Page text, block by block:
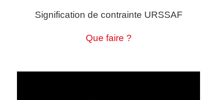
Signification de contrainte URSSAF
Que faire ?